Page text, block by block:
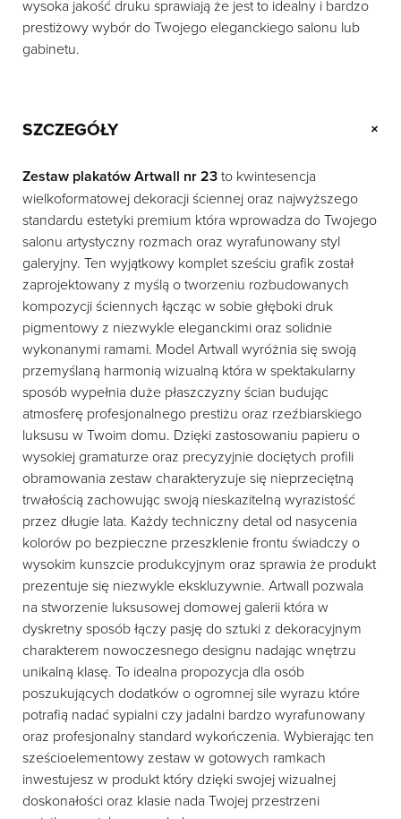
wysoka jakość druku sprawiają że jest to idealny i bardzo
prestiżowy wybór do Twojego eleganckiego salonu lub
gabinetu.
SZCZEGÓŁY +
Zestaw plakatów Artwall nr 23to kwintesencja
wielkoformatowej dekoracji ściennej oraz najwyższego
standardu estetyki premium która wprowadza do Twojego
salonu artystyczny rozmach oraz wyrafunowany styl
galeryjny. Ten wyjątkowy komplet sześciu grafik został
zaprojektowany z myślą o tworzeniu rozbudowanych
kompozycji ściennych łącząc w sobie głęboki druk
pigmentowy z niezwykle eleganckimi oraz solidnie
wykonanymi ramami. Model Artwall wyróżnia się swoją
przemyślaną harmonią wizualną która w spektakularny
sposób wypełnia duże płaszczyzny ścian budując
atmosferę profesjonalnego prestiżu oraz rzeźbiarskiego
luksusu w Twoim domu. Dzięki zastosowaniu papieru o
wysokiej gramaturze oraz precyzyjnie dociętych profili
obramowania zestaw charakteryzuje się nieprzeciętną
trwałością zachowując swoją nieskazitelną wyrazistość
przez długie lata. Każdy techniczny detal od nasycenia
kolorów po bezpieczne przeszklenie frontu świadczy o
wysokim kunszcie produkcyjnym oraz sprawia że produkt
prezentuje się niezwykle ekskluzywnie. Artwall pozwala
na stworzenie luksusowej domowej galerii która w
dyskretny sposób łączy pasję do sztuki z dekoracyjnym
charakterem nowoczesnego designu nadając wnętrzu
unikalną klasę. To idealna propozycja dla osób
poszukujących dodatków o ogromnej sile wyrazu które
potrafią nadać sypialni czy jadalni bardzo wyrafunowany
oraz profesjonalny standard wykończenia. Wybierając ten
sześcioelementowy zestaw w gotowych ramkach
inwestujesz w produkt który dzięki swojej wizualnej
doskonałości oraz klasie nada Twojej przestrzeni